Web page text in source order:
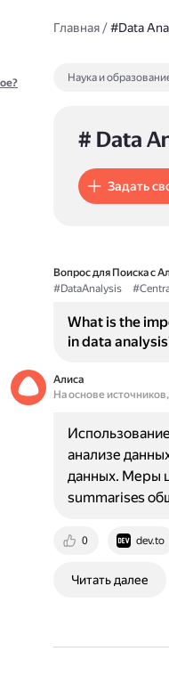
Главная/#Data
Наука и
# Data
Задать
Вопрос для Поиска с
#DataAnalysis
What is the
in data
Алиса
На основе
0 dev.to
анализе
данных. Меры
summarises
Читать далее